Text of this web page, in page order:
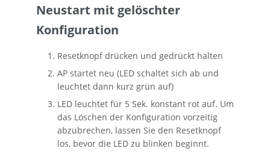
Neustart mit gelöschter
Konfiguration
Resetknopf drücken und gedrückt halten
AP startet neu (LED schaltet sich ab und
leuchtet dann kurz grün auf)
LED leuchtet für 5 Sek. konstant rot auf. Um
das Löschen der Konfiguration vorzeitig
abzubrechen, lassen Sie den Resetknopf
los, bevor die LED zu blinken beginnt.